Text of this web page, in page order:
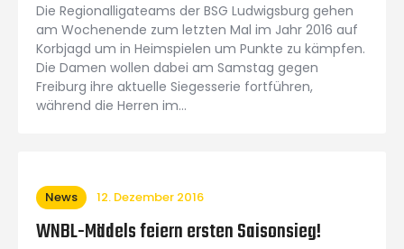
Die Regionalligateams der BSG Ludwigsburg gehen
am Wochenende zum letzten Mal im Jahr 2016 auf
Korbjagd um in Heimspielen um Punkte zu kämpfen.
Die Damen wollen dabei am Samstag gegen
Freiburg ihre aktuelle Siegesserie fortführen,
während die Herren im…
News 12. Dezember 2016
WNBL-Mädels feiern ersten Saisonsieg!